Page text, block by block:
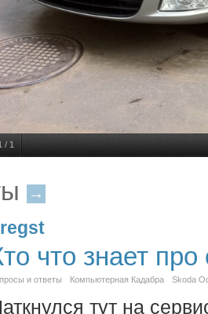
/ 1
→
что знает
и ответы Компьютерная Кадабра Skoda
тут на